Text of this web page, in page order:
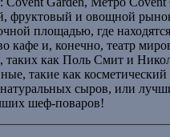
и овощной
площадью, где
кафе и, конечно, театр
таких как Поль Смит и
такие как
сыров, или
шеф-поваров!